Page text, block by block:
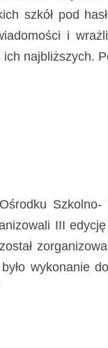
szkół pod
i
ich najbliższych.
III
wykonanie